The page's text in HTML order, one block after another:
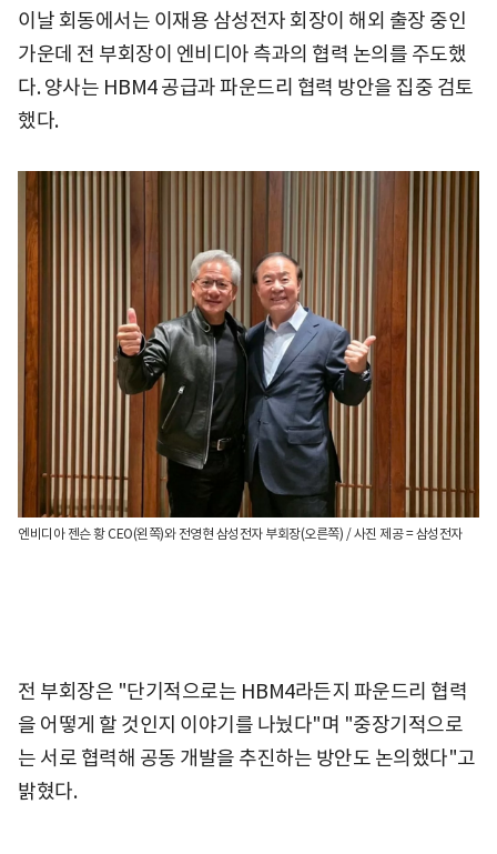
이날 회동에서는 이재용 삼성전자 회장이 해외 출장 중인
가운데 전 부회장이 엔비디아 측과의 협력 논의를 주도했
다. 양사는 HBM4 공급과 파운드리 협력 방안을 집중 검토
했다.
엔비디아 젠슨 황 CEO(왼쪽)와 전영현 삼성전자 부회장(오른쪽) / 사진 제공 = 삼성전자
전 부회장은 "단기적으로는 HBM4라든지 파운드리 협력
을 어떻게 할 것인지 이야기를 나눴다"며 "중장기적으로
는 서로 협력해 공동 개발을 추진하는 방안도 논의했다"고
밝혔다.